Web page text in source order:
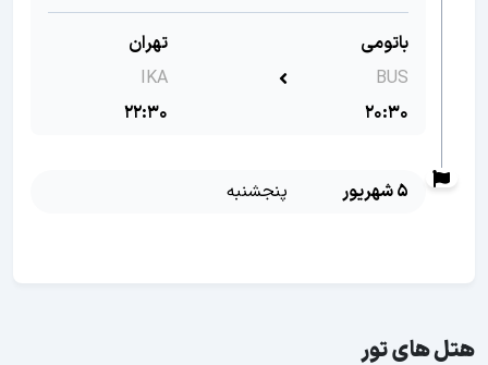
باتومی
BUS
20:30
تهران
IKA
22:30
5 شهریور پنجشنبه
هتل های تور